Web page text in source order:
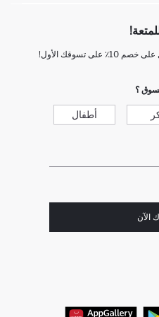
تسوقك الأول!
؟
أطفال
الآن